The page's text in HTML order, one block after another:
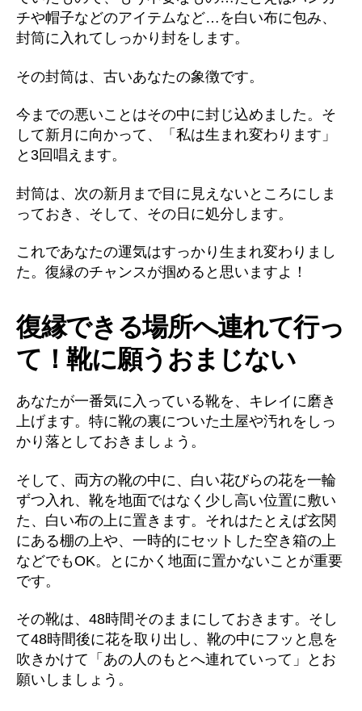
チや帽子などのアイテムなど…を白い布に包み、
封筒に入れてしっかり封をします。
その封筒は、古いあなたの象徴です。
今までの悪いことはその中に封じ込めました。そ
して新月に向かって、「私は生まれ変わります」
と3回唱えます。
封筒は、次の新月まで目に見えないところにしま
っておき、そして、その日に処分します。
これであなたの運気はすっかり生まれ変わりまし
た。復縁のチャンスが掴めると思いますよ！
復縁できる場所へ連れて行っ
て！靴に願うおまじない
あなたが一番気に入っている靴を、キレイに磨き
上げます。特に靴の裏についた土屋や汚れをしっ
かり落としておきましょう。
そして、両方の靴の中に、白い花びらの花を一輪
ずつ入れ、靴を地面ではなく少し高い位置に敷い
た、白い布の上に置きます。それはたとえば玄関
にある棚の上や、一時的にセットした空き箱の上
などでもOK。とにかく地面に置かないことが重要
です。
その靴は、48時間そのままにしておきます。そし
て48時間後に花を取り出し、靴の中にフッと息を
吹きかけて「あの人のもとへ連れていって」とお
願いしましょう。